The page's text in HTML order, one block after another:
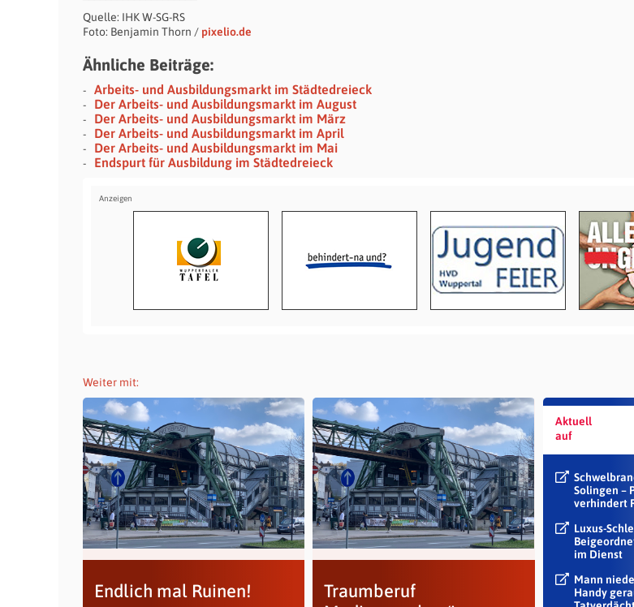
Quelle: IHK W-SG-RS
Foto: Benjamin Thorn / pixelio.de
Ähnliche Beiträge:
Arbeits- und Ausbildungsmarkt im Städtedreieck
Der Arbeits- und Ausbildungsmarkt im August
Der Arbeits- und Ausbildungsmarkt im März
Der Arbeits- und Ausbildungsmarkt im April
Der Arbeits- und Ausbildungsmarkt im Mai
Endspurt für Ausbildung im Städtedreieck
Weiter mit:
Endlich mal Ruinen!
Traumberuf
Aktuell
auf
Solingen –
verhindert
Luxus-
im Dienst
Mann
Handy